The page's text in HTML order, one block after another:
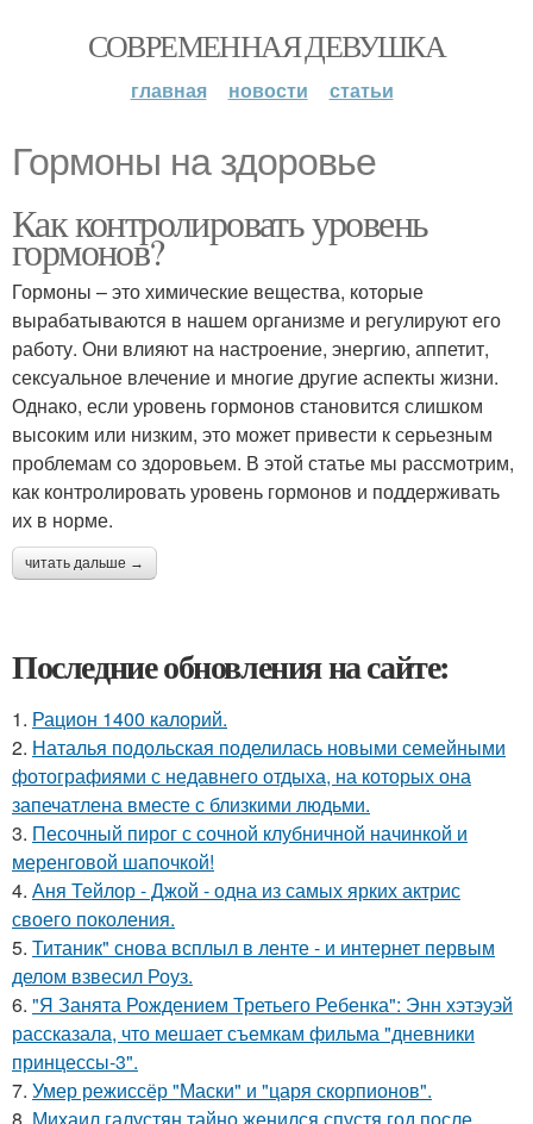
СОВРЕМЕННАЯ ДЕВУШКА
главная новости статьи
Гормоны на здоровье
Как контролировать уровень
гормонов?
Гормоны – это химические вещества, которые
вырабатываются в нашем организме и регулируют его
работу. Они влияют на настроение, энергию, аппетит,
сексуальное влечение и многие другие аспекты жизни.
Однако, если уровень гормонов становится слишком
высоким или низким, это может привести к серьезным
проблемам со здоровьем. В этой статье мы рассмотрим,
как контролировать уровень гормонов и поддерживать
их в норме.
читать дальше →
Последние обновления на сайте:
1. Рацион 1400 калорий.
2. Наталья подольская поделилась новыми семейными
фотографиями с недавнего отдыха, на которых она
запечатлена вместе с близкими людьми.
3. Песочный пирог с сочной клубничной начинкой и
меренговой шапочкой!
4. Аня Тейлор - Джой - одна из самых ярких актрис
своего поколения.
5. Титаник" снова всплыл в ленте - и интернет первым
делом взвесил Роуз.
6. "Я Занята Рождением Третьего Ребенка": Энн хэтэуэй
рассказала, что мешает съемкам фильма "дневники
принцессы-3".
7. Умер режиссёр "Маски" и "царя скорпионов".